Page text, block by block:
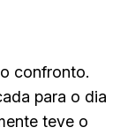
confronto.
para o dia
teve o